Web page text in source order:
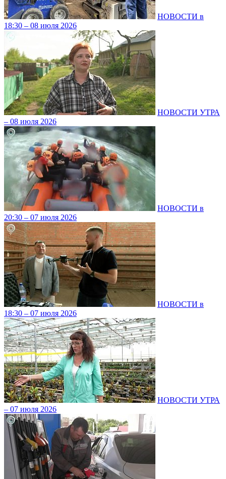
НОВОСТИ в
18:30 – 08 июля 2026
НОВОСТИ УТРА
– 08 июля 2026
НОВОСТИ в
20:30 – 07 июля 2026
НОВОСТИ в
18:30 – 07 июля 2026
НОВОСТИ УТРА
– 07 июля 2026